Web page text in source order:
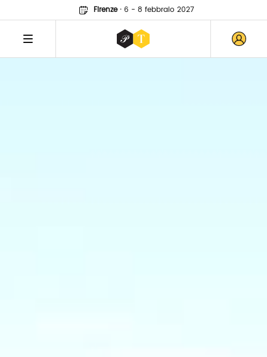
Firenze· 6 - 8 febbraio 2027